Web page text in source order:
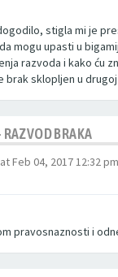
stigla mi je
mogu upasti u
razvoda i kako ću
sklopljen u drugoj
RAZVOD BRAKA
Feb 04, 2017 12:32 pm
pravosnaznosti i